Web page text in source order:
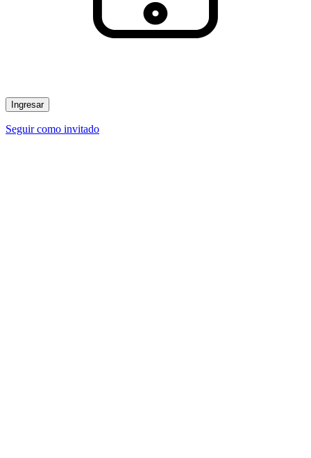
Ingresar
Seguir como invitado